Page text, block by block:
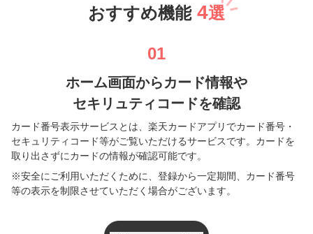
おすすめ機能 4選
01
ホーム画面からカード情報や
セキリュティコードを確認
カード番号表示サービスとは、楽天カードアプリでカード番号・
セキュリティコード等がご覧いただけるサービスです。カードを
取り出さずにカードの情報が確認可能です。
※安全にご利用いただくために、登録から一定期間、カード番号
等の表示を制限させていただく場合がございます。